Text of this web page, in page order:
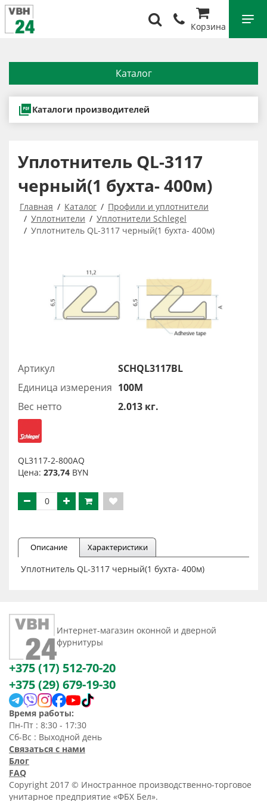
Корзина
Каталог
Каталоги производителей
Уплотнитель QL-3117
черный(1 бухта- 400м)
Главная Каталог
Профили и уплотнители
Уплотнители
Уплотнители Schlegel
Уплотнитель QL-3117 черный(1 бухта- 400м)
Артикул
SCHQL3117BL
Единица измерения 100М
Вес нетто
2.013 кг.
QL3117-2-800AQ
Цена: 273,74 BYN
Описание Характеристики
Уплотнитель QL-3117 черный(1 бухта- 400м)
Интернет-магазин оконной и дверной
фурнитуры
+375 (17) 512-70-20
+375 (29) 679-19-30
Время работы:
Пн-Пт : 8:30 - 17:30
Сб-Вс : Выходной день
Связаться с нами
Блог
FAQ
Copyright 2017 © Иностранное производственно-торговое
унитарное предприятие «ФБХ Бел».